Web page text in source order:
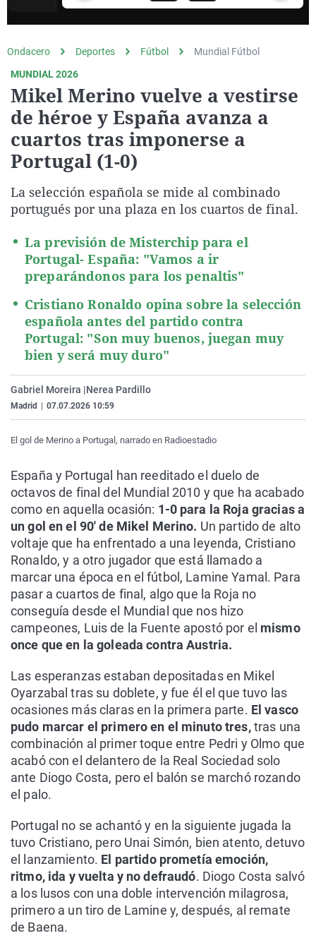
La rosa de los vientos
Caso
Operación Viuda
Extremadura
Virales
Ondacero Deportes Fútbol
Mundial Fútbol
MUNDIAL 2026
Mikel Merino vuelve a vestirse
de héroe y España avanza a
cuartos tras imponerse a
Portugal (1-0)
La selección española se mide al combinado
portugués por una plaza en los cuartos de final.
La previsión de Misterchip para el
Portugal- España: "Vamos a ir
preparándonos para los penaltis"
Cristiano Ronaldo opina sobre la selección
española antes del partido contra
Portugal: "Son muy buenos, juegan muy
bien y será muy duro"
Gabriel Moreira |Nerea Pardillo
Madrid 07.07.2026 10:59
El gol de Merino a Portugal, narrado en Radioestadio
España y Portugal han reeditado el duelo de
octavos de final del Mundial 2010 y que ha acabado
como en aquella ocasión: 1-0 para la Roja gracias a
un gol en el 90' de Mikel Merino. Un partido de alto
voltaje que ha enfrentado a una leyenda, Cristiano
Ronaldo, y a otro jugador que está llamado a
marcar una época en el fútbol, Lamine Yamal. Para
pasar a cuartos de final, algo que la Roja no
conseguía desde el Mundial que nos hizo
campeones, Luis de la Fuente apostó por el mismo
once que en la goleada contra Austria.
Las esperanzas estaban depositadas en Mikel
Oyarzabal tras su doblete, y fue él el que tuvo las
ocasiones más claras en la primera parte. El vasco
pudo marcar el primero en el minuto tres,tras una
combinación al primer toque entre Pedri y Olmo que
acabó con el delantero de la Real Sociedad solo
ante Diogo Costa, pero el balón se marchó rozando
el palo.
Portugal no se achantó y en la siguiente jugada la
tuvo Cristiano, pero Unai Simón, bien atento, detuvo
el lanzamiento. El partido prometía emoción,
ritmo, ida y vuelta y no defraudó. Diogo Costa salvó
a los lusos con una doble intervención milagrosa,
primero a un tiro de Lamine y, después, al remate
de Baena.